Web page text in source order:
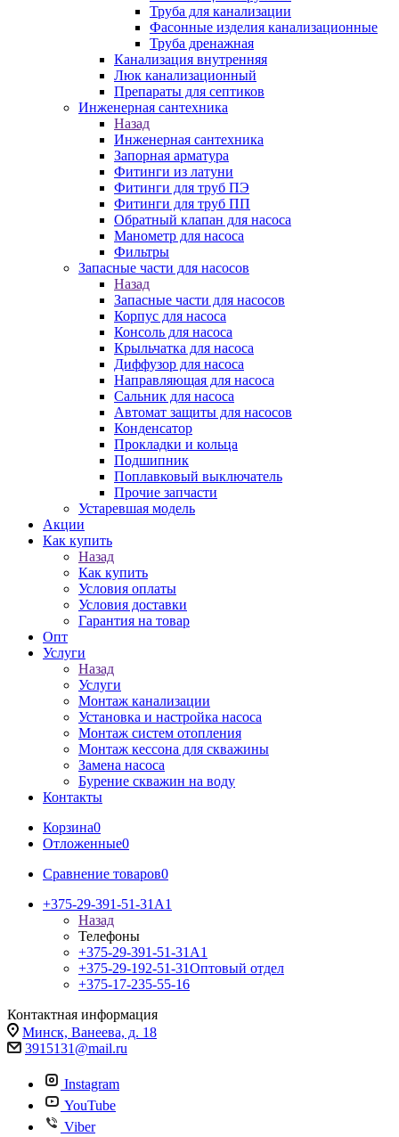
Труба для канализации
Фасонные изделия канализационные
Труба дренажная
Канализация внутренняя
Люк канализационный
Препараты для септиков
Инженерная сантехника
Назад
Инженерная сантехника
Запорная арматура
Фитинги из латуни
Фитинги для труб ПЭ
Фитинги для труб ПП
Обратный клапан для насоса
Манометр для насоса
Фильтры
Запасные части для насосов
Назад
Запасные части для насосов
Корпус для насоса
Консоль для насоса
Крыльчатка для насоса
Диффузор для насоса
Направляющая для насоса
Сальник для насоса
Автомат защиты для насосов
Конденсатор
Прокладки и кольца
Подшипник
Поплавковый выключатель
Прочие запчасти
Устаревшая модель
Акции
Как купить
Назад
Как купить
Условия оплаты
Условия доставки
Гарантия на товар
Опт
Услуги
Назад
Услуги
Монтаж канализации
Установка и настройка насоса
Монтаж систем отопления
Монтаж кессона для скважины
Замена насоса
Бурение скважин на воду
Контакты
Корзина0
Отложенные0
Сравнение товаров0
+375-29-391-51-31 A1
Назад
Телефоны
+375-29-391-51-31 A1
+375-29-192-51-31Оптовый отдел
+375-17-235-55-16
Контактная информация
Минск, Ванеева, д. 18
3915131@mail.ru
Instagram
YouTube
Viber